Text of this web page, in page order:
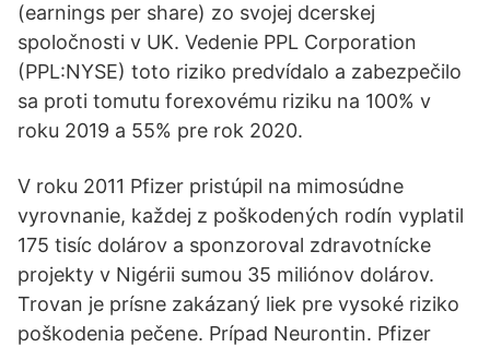
(earnings per share) zo svojej dcerskej
spoločnosti v UK. Vedenie PPL Corporation
(PPL:NYSE) toto riziko predvídalo a zabezpečilo
sa proti tomutu forexovému riziku na 100% v
roku 2019 a 55% pre rok 2020.
V roku 2011 Pfizer pristúpil na mimosúdne
vyrovnanie, každej z poškodených rodín vyplatil
175 tisíc dolárov a sponzoroval zdravotnícke
projekty v Nigérii sumou 35 miliónov dolárov.
Trovan je prísne zakázaný liek pre vysoké riziko
poškodenia pečene. Prípad Neurontin. Pfizer